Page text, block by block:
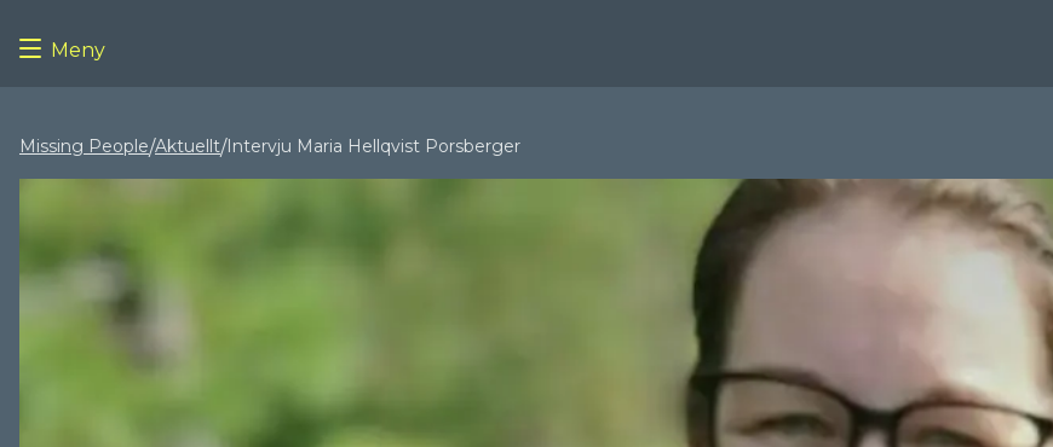
Meny
Missing People/Aktuellt/Intervju Maria Hellqvist Porsberger